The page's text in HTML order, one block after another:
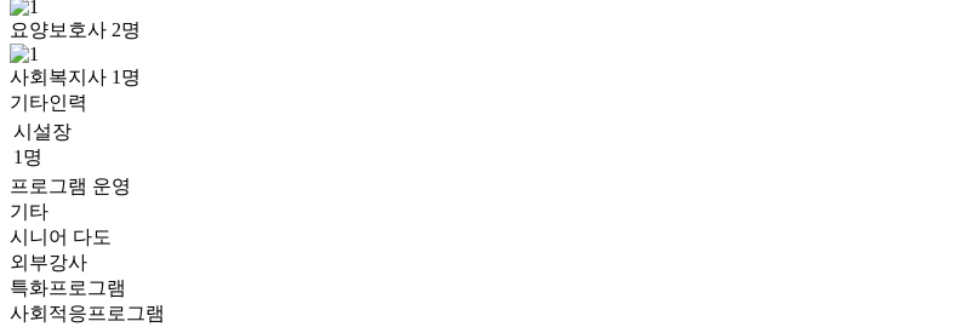
요양보호사 2명
사회복지사 1 명
기타인력
시설장
1명
프로그램 운영
기타
시니어 다도
외부강사
특화프로그램
사회적응프로그램